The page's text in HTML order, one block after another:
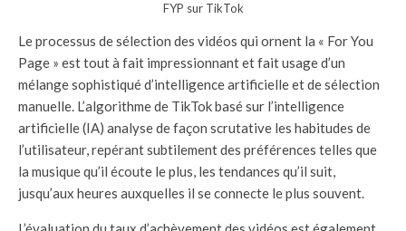
FYP sur TikTok
Le processus de sélection des vidéos qui ornent la « For You
Page » est tout à fait impressionnant et fait usage d’un
mélange sophistiqué d’intelligence artificielle et de sélection
manuelle. L’algorithme de TikTok basé sur l’intelligence
artificielle (IA) analyse de façon scrutative les habitudes de
l’utilisateur, repérant subtilement des préférences telles que
la musique qu’il écoute le plus, les tendances qu’il suit,
jusqu’aux heures auxquelles il se connecte le plus souvent.